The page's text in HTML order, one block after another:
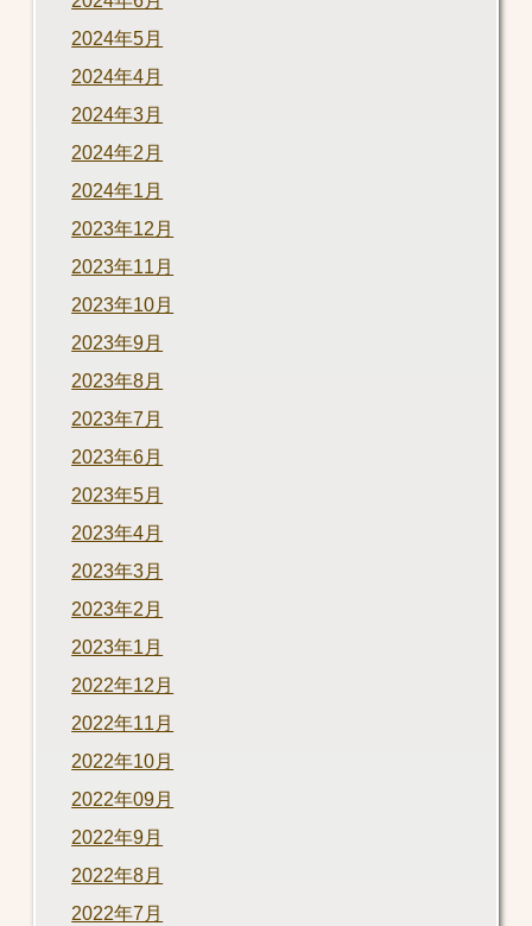
2024年5月
2024年4月
2024年3月
2024年2月
2024年1月
2023年12月
2023年11月
2023年10月
2023年9月
2023年8月
2023年7月
2023年6月
2023年5月
2023年4月
2023年3月
2023年2月
2023年1月
2022年12月
2022年11月
2022年10月
2022年09月
2022年9月
2022年8月
2022年7月